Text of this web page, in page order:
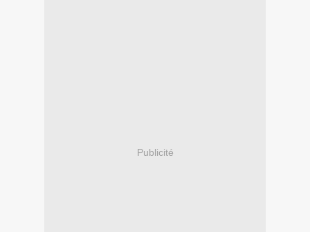
Publicité